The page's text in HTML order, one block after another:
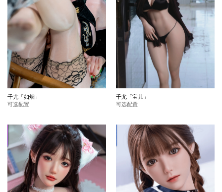
千尤「如烟」
可选配置
千尤「宝儿」
可选配置